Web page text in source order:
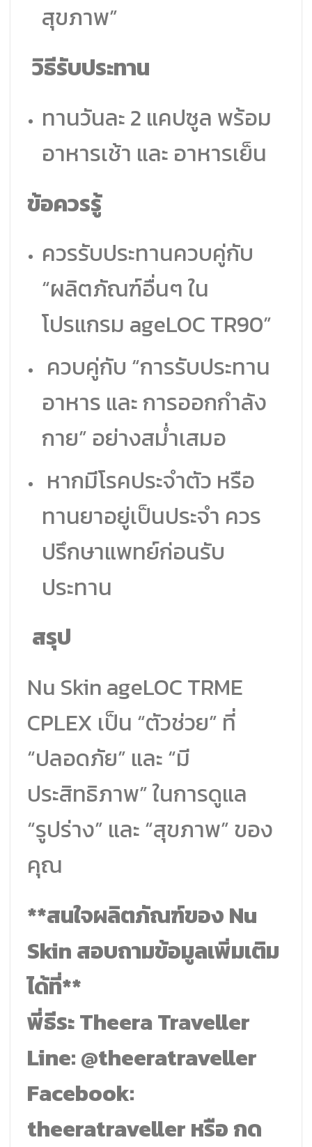
สุขภาพ”
วิธีรับประทาน
ทานวันละ 2 แคปซูล พร้อม
อาหารเช้า และ อาหารเย็น
ข้อควรรู้
ควรรับประทานควบคู่กับ
“ผลิตภัณฑ์อื่นๆ ใน
โปรแกรม ageLOC TR90”
ควบคู่กับ “การรับประทาน
อาหาร และ การออกกำลัง
กาย” อย่างสม่ำเสมอ
หากมีโรคประจำตัว หรือ
ทานยาอยู่เป็นประจำ ควร
ปรึกษาแพทย์ก่อนรับ
ประทาน
สรุป
Nu Skin ageLOC TRME
CPLEX เป็น “ตัวช่วย” ที่
“ปลอดภัย” และ “มี
ประสิทธิภาพ” ในการดูแล
“รูปร่าง” และ “สุขภาพ” ของ
คุณ
**สนใจผลิตภัณฑ์ของ Nu
Skin สอบถามข้อมูลเพิ่มเติม
ได้ที่**
พี่ธีระ Theera Traveller
Line: @theeratraveller
Facebook:
theeratraveller หรือ กด